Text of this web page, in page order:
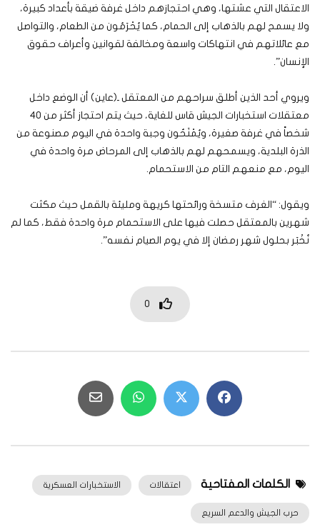
الاعتقال التي عشتها، وهي احتجازهم داخل غرفة ضيقة بأعداد كبيرة،
ولا يسمح لهم بالذهاب إلى الحمام، كما يُحْرَمُون من الطعام، والتواصل
مع عائلاتهم في انتهاكات واسعة ومخالفة لقوانين وأعراف حقوق
الإنسان”.
ويروي أحد الذين أطلق سراحهم من المعتقل ـ(عاين) أن الوضع داخل
معتقلات استخبارات الجيش قاس للغاية، حيث يتم احتجاز أكثر من 40
شخصاً في غرفة صغيرة، ويُمْنَحُون وجبة واحدة في اليوم مصنوعة من
الذرة البلدية، ويسمحهم لهم بالذهاب إلى المرحاض مرة واحدة في
اليوم، مع منعهم التام من الاستحمام.
ويقول: “الغرف متسخة ورائحتها كريهة ومليئة بالقمل حيث مكثت
شهرين بالمعتقل حصلت فيها على الاستحمام مرة واحدة فقط، كما لم
نُخْبَر بحلول شهر رمضان إلا في يوم الصيام نفسه”.
0
الكلمات المفتاحية اعتقالات الاستخبارات العسكرية
حرب الجيش والدعم السريع